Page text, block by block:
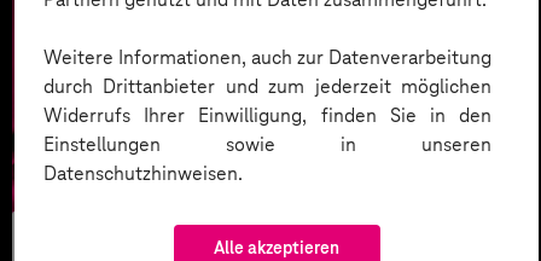
Weitere Informationen, auch zur Datenverarbeitung
durch Drittanbieter und zum jederzeit möglichen
Widerrufs Ihrer Einwilligung, finden Sie in den
Einstellungen sowie in unseren
Datenschutzhinweisen.
Alle akzeptieren